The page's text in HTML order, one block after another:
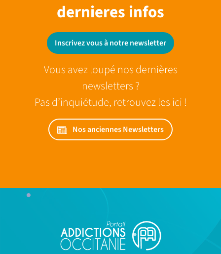
dernieres infos
Inscrivez vous à notre newsletter
Vous avez loupé nos dernières
newsletters ?
Pas d’inquiétude, retrouvez les ici !
Nos anciennes Newsletters